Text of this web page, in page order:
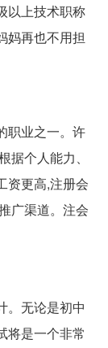
以上技术职称
妈再也不用担
职业之一。许
个人能力、
资更高,注册会
广渠道。注会
。无论是初中
将是一个非常